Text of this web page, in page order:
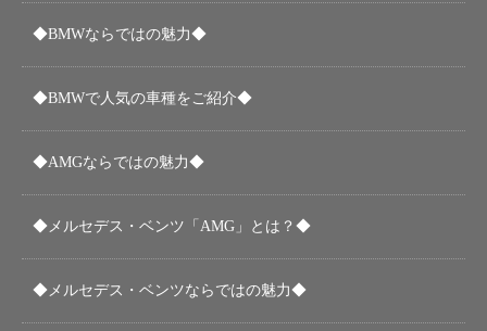
◆BMWならではの魅力◆
◆BMWで人気の車種をご紹介◆
◆AMGならではの魅力◆
◆メルセデス・ベンツ「AMG」とは？◆
◆メルセデス・ベンツならではの魅力◆